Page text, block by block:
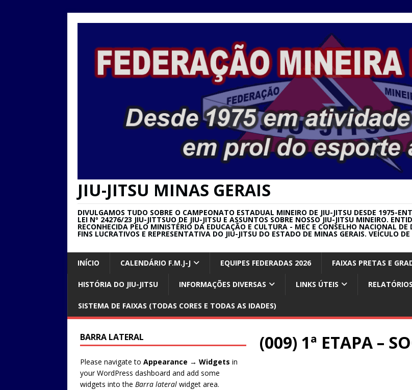
JIU-JITSU MINAS GERAIS
DIVULGAMOS TUDO SOBRE O CAMPEONATO ESTADUAL MINEIRO DE JIU-JITSU DESDE 1975-
LEI Nº 24276/23 JIU-JITTSUO DE JIU-JITSU E ASSUNTOS SOBRE NOSSO JIU-JITSU MINEIRO.
RECONHECIDA PELO MINISTÉRIO DA EDUCAÇÃO E CULTURA - MEC E CONSELHO NACIONAL
FINS LUCRATIVOS E REPRESENTATIVA DO JIU-JITSU DO ESTADO DE MINAS GERAIS. VEÍCULO
INÍCIO CALENDÁRIO F.M.J-J EQUIPES FEDERADAS 2026 FAIXAS PRETAS E
HISTÓRIA DO JIU-JITSU INFORMAÇÕES DIVERSAS LINKS ÚTEIS
SISTEMA DE FAIXAS (TODAS CORES E TODAS AS IDADES)
(009) 1ª ETAPA –
BARRA LATERAL
Please navigate to Appearance → Widgets in
your WordPress dashboard and add some
widgets into the Barra lateral widget area.